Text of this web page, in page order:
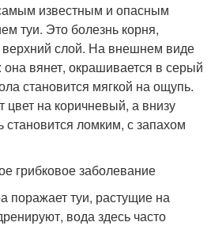
известным и опасным
туи. Это болезнь корня,
верхний слой. На внешнем виде
она вянет, окрашивается в серый
становится мягкой на ощупь.
цвет на коричневый, а внизу
становится ломким, с запахом
грибковое заболевание
поражает туи, растущие на
вода здесь часто